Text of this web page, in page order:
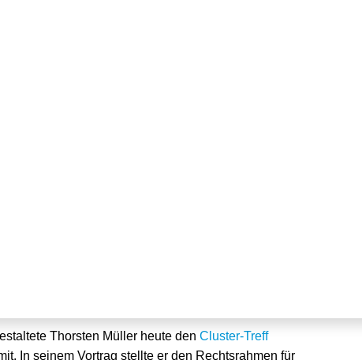
Photovoltaik
Thorsten Müller heute den Cluster-Treff
In seinem Vortrag stellte er den Rechtsrahmen für